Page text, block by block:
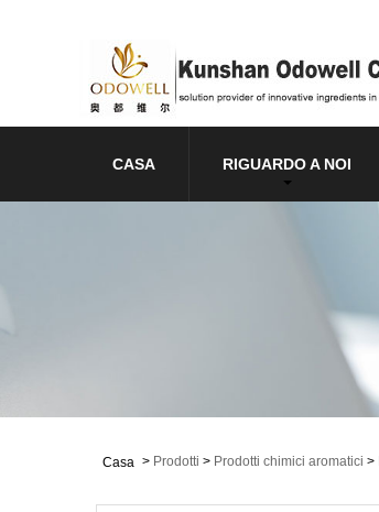
CASA RIGUARDO A NOI
Casa > Prodotti > Prodotti chimici aromatici >